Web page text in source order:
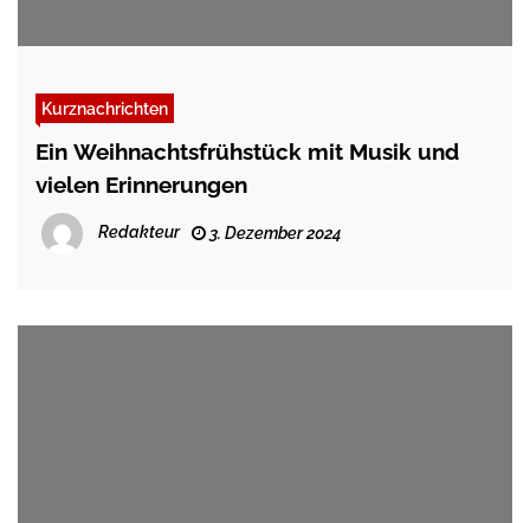
Kurznachrichten
Ein Weihnachtsfrühstück mit Musik und
vielen Erinnerungen
Redakteur 3. Dezember 2024